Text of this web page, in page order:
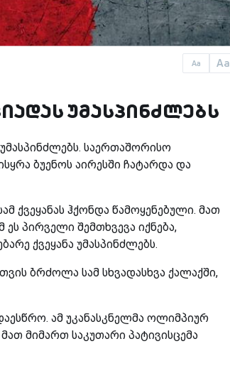
Aa Aa
უმასპინძლებს
საერთაშორისო
ბუენოს აირესში ჩატარდა და
ქვეყანას ჰქონდა წამოყენებული. მათ
ეს პირველი შემთხვევა იქნება,
ქვეყანა უმასპინძლებს.
ბრძოლა სამ სხვადასხვა ქალაქში,
ამ უკანასკნელმა ოლიმპიურ
მიმართ საკუთარი პატივისცემა